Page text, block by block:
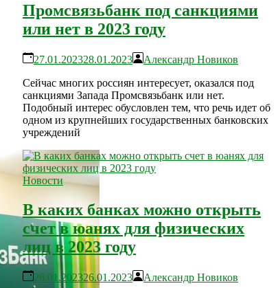
Промсвязьбанк под санкциями
или нет в 2023 году
27.01.202328.01.2023
Александр Новиков
Сейчас многих россиян интересует, оказался под
санкциями Запада Промсвязьбанк или нет.
Подобный интерес обусловлен тем, что речь идет об
одном из крупнейших государственных банковских
учреждений
Новости
В каких банках можно открыть
счет в юанях для физических
лиц в 2023 году
26.01.202326.01.2023
Александр Новиков